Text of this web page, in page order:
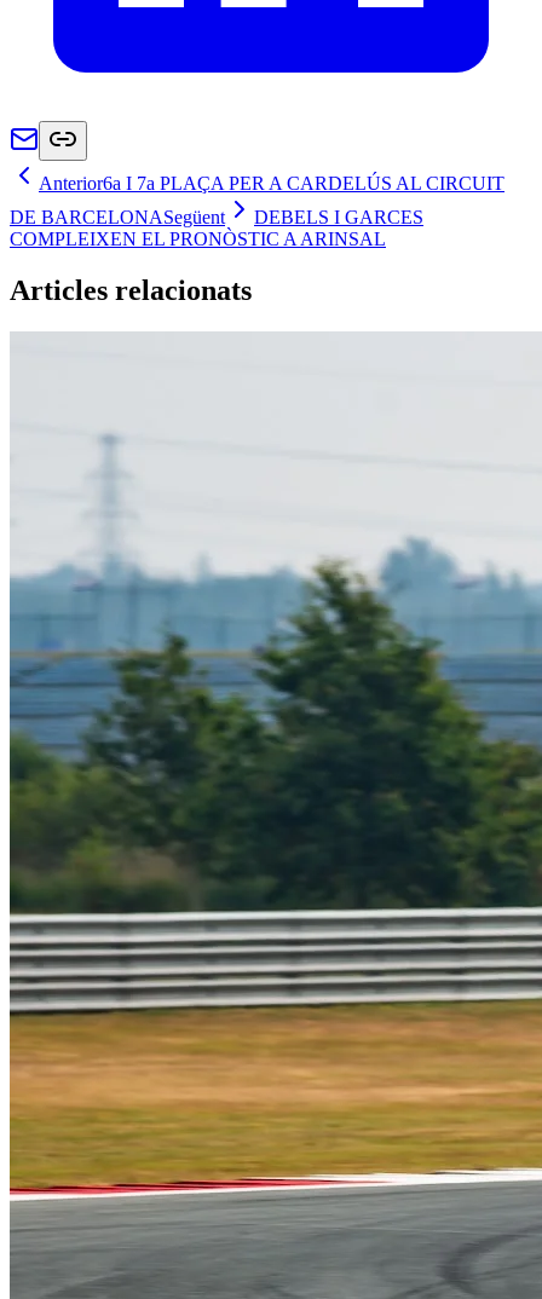
Anterior6a I 7a PLAÇA PER A CARDELÚS AL CIRCUIT
DE BARCELONASegüent
DEBELS I GARCES
COMPLEIXEN EL PRONÒSTIC A ARINSAL
Articles relacionats